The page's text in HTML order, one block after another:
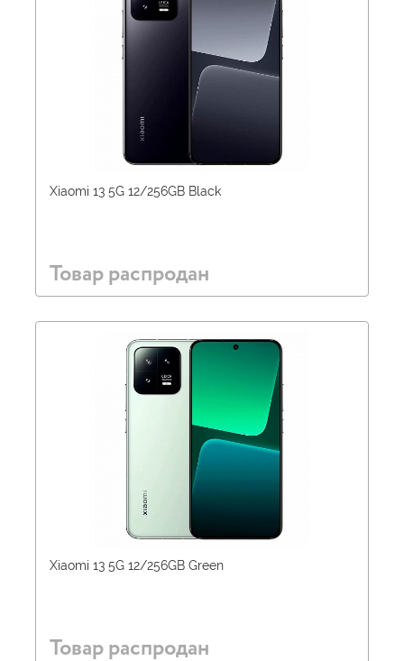
Xiaomi 13 5G 12/256GB Black
Товар распродан
Xiaomi 13 5G 12/256GB Green
Товар распродан